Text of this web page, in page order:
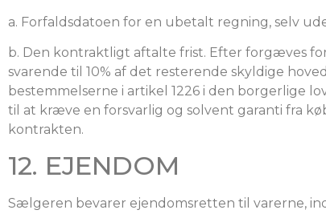
a. Forfaldsdatoen for en ubetalt regning, selv
b. Den kontraktligt aftalte frist. Efter forgæves
svarende til 10% af det resterende skyldige
bestemmelserne i artikel 1226 i den borgerlige
til at kræve en forsvarlig og solvent garanti fra
kontrakten.
12. EJENDOM
Sælgeren bevarer ejendomsretten til varerne,